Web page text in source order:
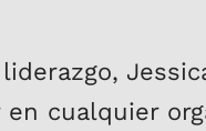
cualquier